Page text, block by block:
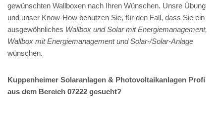
gewünschten Wallboxen nach Ihren Wünschen. Unsre Übung
und unser Know-How benutzen Sie, für den Fall, dass Sie ein
ausgewöhnliches Wallbox und Solar mit Energiemanagement,
Wallbox mit Energiemanagement und Solar-/Solar-Anlage
wünschen.
Kuppenheimer Solaranlagen & Photovoltaikanlagen Profi
aus dem Bereich 07222 gesucht?